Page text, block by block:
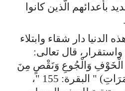
بأعدائهم الَّذين كانوا
الدنيا دار شقاء وابتلاء
قال تعالى:
الْخَوْفِ وَالْجُوعِ وَنَقْصٍ مِنَ
الْأَمْوَالِ وَالْأَنْفُسِ وَالثَّمَرَاتِ) " البقرة: 155 "،